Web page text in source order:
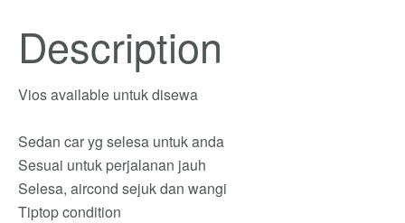
Description
Vios available untuk disewa
Sedan car yg selesa untuk anda
Sesuai untuk perjalanan jauh
Selesa, aircond sejuk dan wangi
Tiptop condition